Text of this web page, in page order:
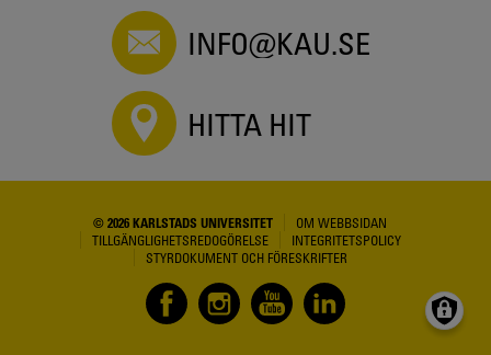
INFO@KAU.SE
HITTA HIT
© 2026 KARLSTADS UNIVERSITET
OM WEBBSIDAN
TILLGÄNGLIGHETSREDOGÖRELSE
INTEGRITETSPOLICY
STYRDOKUMENT OCH FÖRESKRIFTER